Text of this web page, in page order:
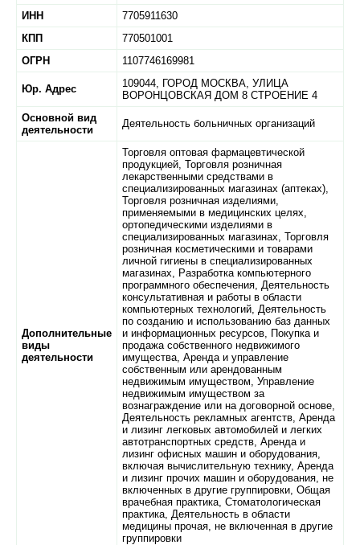
ИНН
7705911630
КПП
770501001
ОГРН
1107746169981
Юр. Адрес 109044, ГОРОД МОСКВА, УЛИЦА
ВОРОНЦОВСКАЯ ДОМ 8 СТРОЕНИЕ 4
Основной вид
деятельности
Деятельность больничных организаций
Дополнительные
виды
деятельности
Торговля оптовая фармацевтической
продукцией, Торговля розничная
лекарственными средствами в
специализированных магазинах (аптеках),
Торговля розничная изделиями,
применяемыми в медицинских целях,
ортопедическими изделиями в
специализированных магазинах, Торговля
розничная косметическими и товарами
личной гигиены в специализированных
магазинах, Разработка компьютерного
программного обеспечения, Деятельность
консультативная и работы в области
компьютерных технологий, Деятельность
по созданию и использованию баз данных
и информационных ресурсов, Покупка и
продажа собственного недвижимого
имущества, Аренда и управление
собственным или арендованным
недвижимым имуществом, Управление
недвижимым имуществом за
вознаграждение или на договорной основе,
Деятельность рекламных агентств, Аренда
и лизинг легковых автомобилей и легких
автотранспортных средств, Аренда и
лизинг офисных машин и оборудования,
включая вычислительную технику, Аренда
и лизинг прочих машин и оборудования, не
включенных в другие группировки, Общая
врачебная практика, Стоматологическая
практика, Деятельность в области
медицины прочая, не включенная в другие
группировки